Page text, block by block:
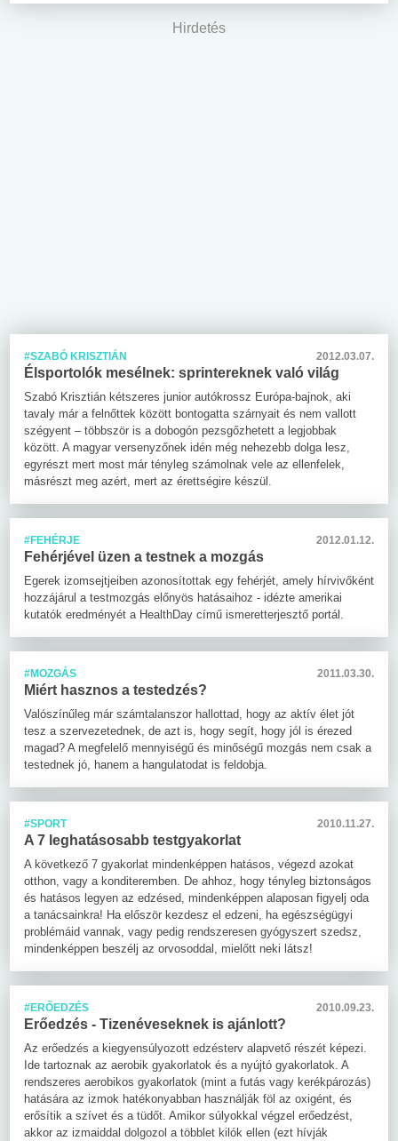
Hirdetés
#SZABÓ KRISZTIÁN 2012.03.07.
Élsportolók mesélnek: sprintereknek való világ
Szabó Krisztián kétszeres junior autókrossz Európa-bajnok, aki
tavaly már a felnőttek között bontogatta szárnyait és nem vallott
szégyent – többször is a dobogón pezsgőzhetett a legjobbak
között. A magyar versenyzőnek idén még nehezebb dolga lesz,
egyrészt mert most már tényleg számolnak vele az ellenfelek,
másrészt meg azért, mert az érettségire készül.
#FEHÉRJE 2012.01.12.
Fehérjével üzen a testnek a mozgás
Egerek izomsejtjeiben azonosítottak egy fehérjét, amely hírvivőként
hozzájárul a testmozgás előnyös hatásaihoz - idézte amerikai
kutatók eredményét a HealthDay című ismeretterjesztő portál.
#MOZGÁS 2011.03.30.
Miért hasznos a testedzés?
Valószínűleg már számtalanszor hallottad, hogy az aktív élet jót
tesz a szervezetednek, de azt is, hogy segít, hogy jól is érezed
magad? A megfelelő mennyiségű és minőségű mozgás nem csak a
testednek jó, hanem a hangulatodat is feldobja.
#SPORT 2010.11.27.
A 7 leghatásosabb testgyakorlat
A következő 7 gyakorlat mindenképpen hatásos, végezd azokat
otthon, vagy a konditeremben. De ahhoz, hogy tényleg biztonságos
és hatásos legyen az edzésed, mindenképpen alaposan figyelj oda
a tanácsainkra! Ha először kezdesz el edzeni, ha egészségügyi
problémáid vannak, vagy pedig rendszeresen gyógyszert szedsz,
mindenképpen beszélj az orvosoddal, mielőtt neki látsz!
#ERŐEDZÉS 2010.09.23.
Erőedzés - Tizenéveseknek is ajánlott?
Az erőedzés a kiegyensúlyozott edzésterv alapvető részét képezi.
Ide tartoznak az aerobik gyakorlatok és a nyújtó gyakorlatok. A
rendszeres aerobikos gyakorlatok (mint a futás vagy kerékpározás)
hatására az izmok hatékonyabban használják föl az oxigént, és
erősítik a szívet és a tüdőt. Amikor súlyokkal végzel erőedzést,
akkor az izmaiddal dolgozol a többlet kilók ellen (ezt hívják